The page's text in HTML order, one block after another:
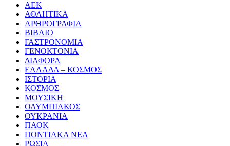
ΑΕΚ
ΑΘΛΗΤΙΚΑ
ΑΡΘΡΟΓΡΑΦΙΑ
ΒΙΒΛΙΟ
ΓΑΣΤΡΟΝΟΜΙΑ
ΓΕΝΟΚΤΟΝΙΑ
ΔΙΑΦΟΡΑ
ΕΛΛΑΔΑ – ΚΟΣΜΟΣ
ΙΣΤΟΡΙΑ
ΚΟΣΜΟΣ
ΜΟΥΣΙΚΗ
ΟΛΥΜΠΙΑΚΟΣ
ΟΥΚΡΑΝΙΑ
ΠΑΟΚ
ΠΟΝΤΙΑΚΑ ΝΕΑ
ΡΩΣΙΑ